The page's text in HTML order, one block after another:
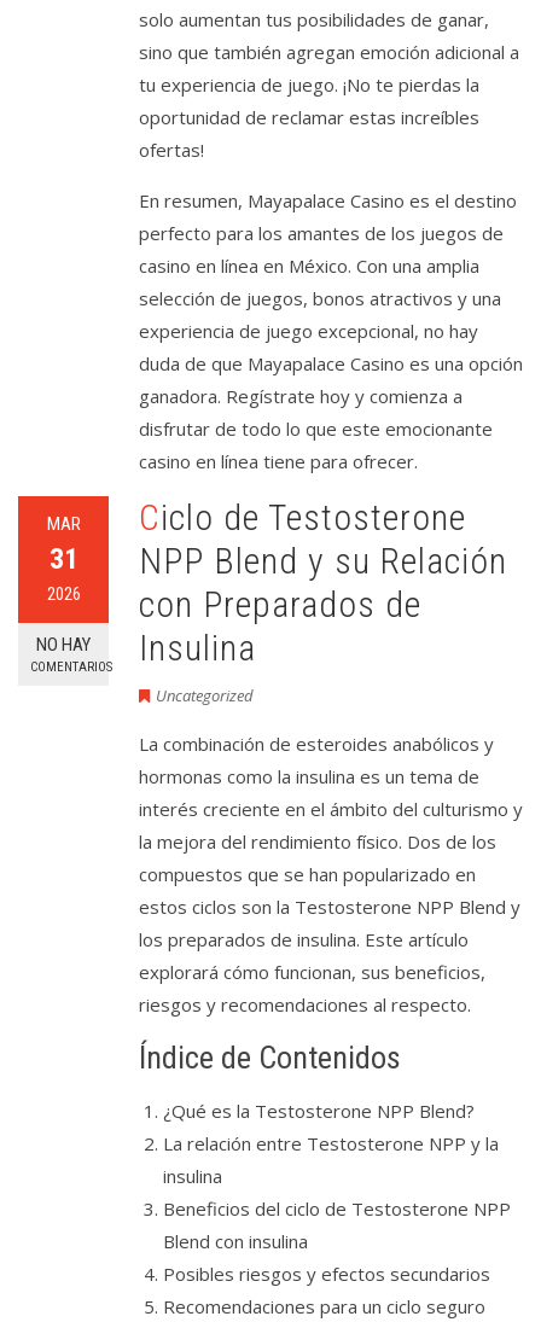
solo aumentan tus posibilidades de ganar,
sino que también agregan emoción adicional a
tu experiencia de juego. ¡No te pierdas la
oportunidad de reclamar estas increíbles
ofertas!
En resumen, Mayapalace Casino es el destino
perfecto para los amantes de los juegos de
casino en línea en México. Con una amplia
selección de juegos, bonos atractivos y una
experiencia de juego excepcional, no hay
duda de que Mayapalace Casino es una opción
ganadora. Regístrate hoy y comienza a
disfrutar de todo lo que este emocionante
casino en línea tiene para ofrecer.
MAR
31
2026
NO HAY
COMENTARIOS
Ciclo de Testosterone
NPP Blend y su Relación
con Preparados de
Insulina
Uncategorized
La combinación de esteroides anabólicos y
hormonas como la insulina es un tema de
interés creciente en el ámbito del culturismo y
la mejora del rendimiento físico. Dos de los
compuestos que se han popularizado en
estos ciclos son la Testosterone NPP Blend y
los preparados de insulina. Este artículo
explorará cómo funcionan, sus beneficios,
riesgos y recomendaciones al respecto.
Índice de Contenidos
¿Qué es la Testosterone NPP Blend?
La relación entre Testosterone NPP y la
insulina
Beneficios del ciclo de Testosterone NPP
Blend con insulina
Posibles riesgos y efectos secundarios
Recomendaciones para un ciclo seguro